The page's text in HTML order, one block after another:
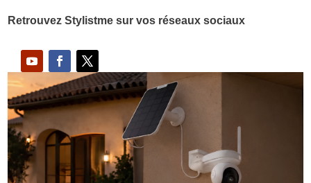
Retrouvez Stylistme sur vos réseaux sociaux